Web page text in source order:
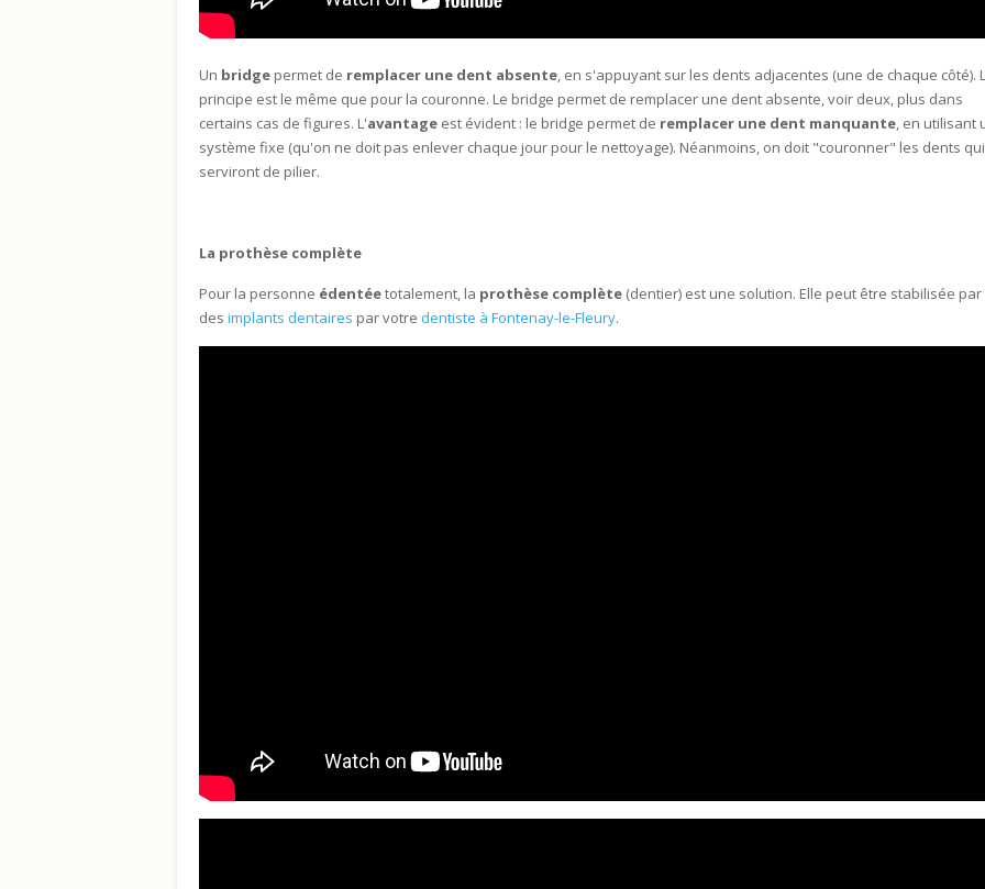
Un bridge permet de remplacer une dent absente, en s'appuyant sur les dents adjacentes (une de chaque côté).
principe est le même que pour la couronne. Le bridge permet de remplacer une dent absente, voir deux, plus dans
certains cas de figures. L'avantage est évident : le bridge permet de remplacer une dent manquante, en utilisant
système fixe (qu'on ne doit pas enlever chaque jour pour le nettoyage). Néanmoins, on doit "couronner" les dents qui
serviront de pilier.
La prothèse complète
Pour la personne édentéetotalement, la prothèse complète (dentier) est une solution. Elle peut être stabilisée par
des implants dentaires par votre dentiste à Fontenay-le-Fleury.